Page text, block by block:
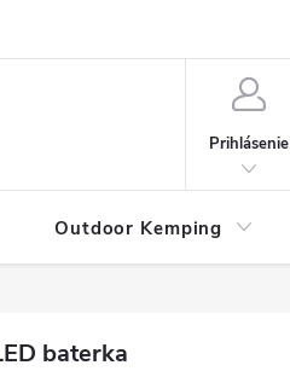
Prihlásenie
Outdoor Kemping
baterka